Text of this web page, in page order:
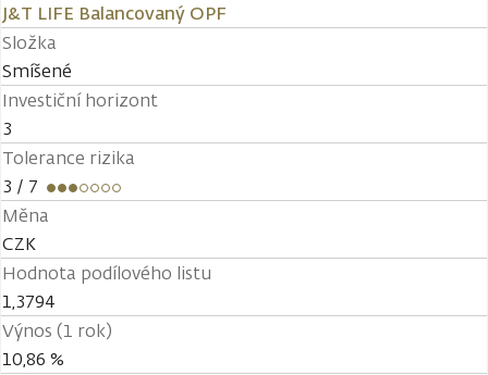
J&T LIFE Balancovaný OPF
Složka
Smíšené
Investiční horizont
3
Tolerance rizika
3 / 7
Měna
CZK
Hodnota podílového listu
1,3794
Výnos (1 rok)
10,86 %